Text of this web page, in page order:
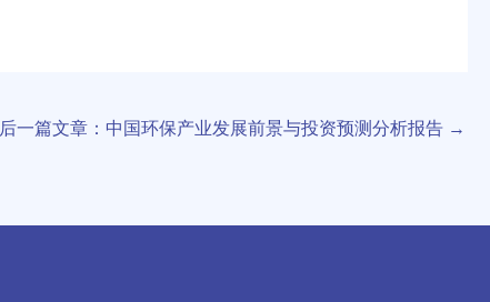
后一篇文章：中国环保产业发展前景与投资预测分析报告 →